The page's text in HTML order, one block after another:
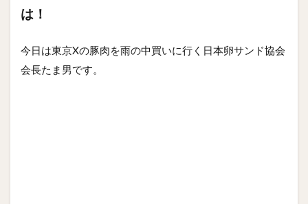
は！
今日は東京Xの豚肉を雨の中買いに行く日本卵サンド協会
会長たま男です。